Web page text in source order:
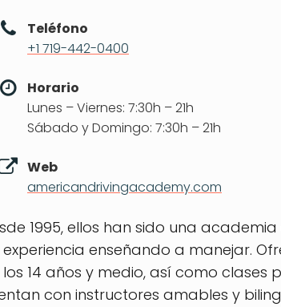
Teléfono
+1 719-442-0400
Horario
Lunes – Viernes: 7:30h – 21h
Sábado y Domingo: 7:30h – 21h
Web
americandrivingacademy.com
1995, ellos han sido una
enseñando a manejar.
14 años y medio, así como clases
con instructores amables y